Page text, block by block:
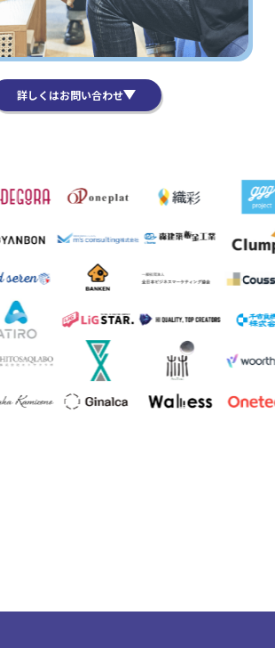
詳しくはお問い合わせ